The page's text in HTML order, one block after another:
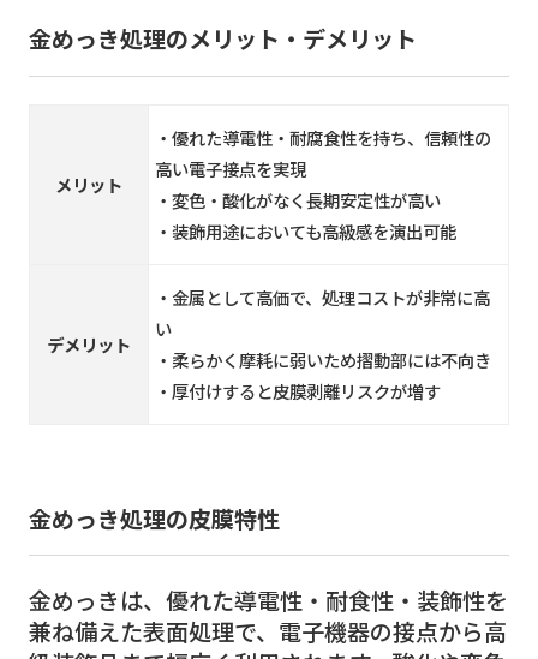
金めっき処理のメリット・デメリット
メリット
・優れた導電性・耐腐食性を持ち、信頼性の
高い電子接点を実現
・変色・酸化がなく長期安定性が高い
・装飾用途においても高級感を演出可能
デメリット
・金属として高価で、処理コストが非常に高
い
・柔らかく摩耗に弱いため摺動部には不向き
・厚付けすると皮膜剥離リスクが増す
金めっき処理の皮膜特性
金めっきは、優れた導電性・耐食性・装飾性を
兼ね備えた表面処理で、電子機器の接点から高